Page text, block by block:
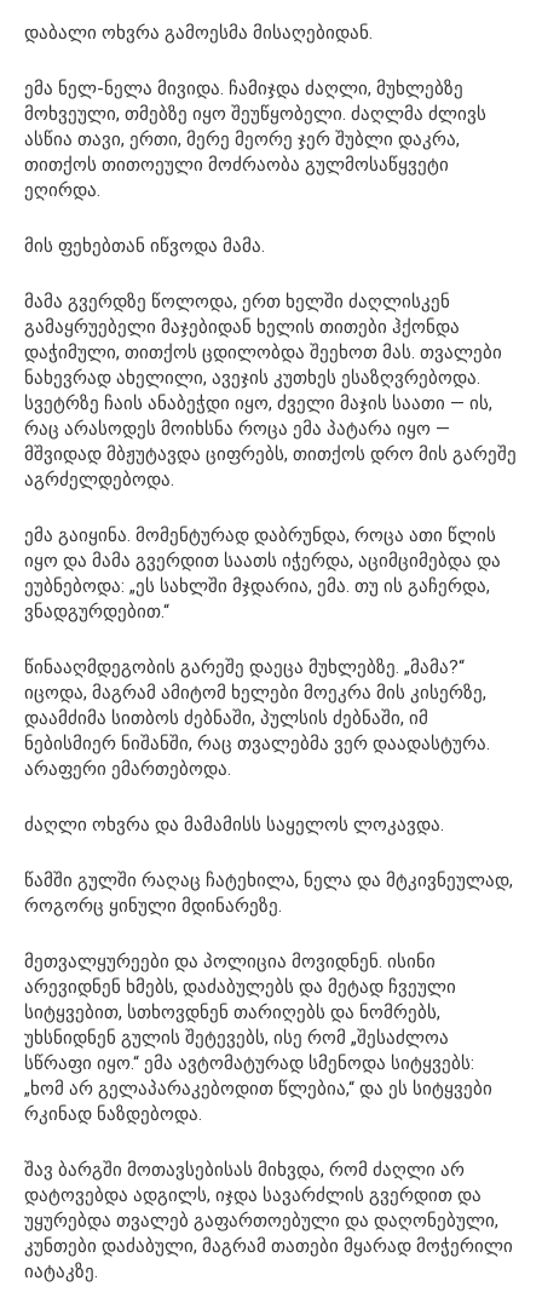
დაბალი ოხვრა გამოესმა მისაღებიდან.
ემა ნელ-ნელა მივიდა. ჩამიჯდა ძაღლი, მუხლებზე
მოხვეული, თმებზე იყო შეუწყობელი. ძაღლმა ძლივს
ასწია თავი, ერთი, მერე მეორე ჯერ შუბლი დაკრა,
თითქოს თითოეული მოძრაობა გულმოსაწყვეტი
ეღირდა.
მის ფეხებთან იწვოდა მამა.
მამა გვერდზე წოლოდა, ერთ ხელში ძაღლისკენ
გამაყრუებელი მაჯებიდან ხელის თითები ჰქონდა
დაჭიმული, თითქოს ცდილობდა შეეხოთ მას. თვალები
ნახევრად ახელილი, ავეჯის კუთხეს ესაზღვრებოდა.
სვეტრზე ჩაის ანაბეჭდი იყო, ძველი მაჯის საათი — ის,
რაც არასოდეს მოიხსნა როცა ემა პატარა იყო —
მშვიდად მბჟუტავდა ციფრებს, თითქოს დრო მის გარეშე
აგრძელდებოდა.
ემა გაიყინა. მომენტურად დაბრუნდა, როცა ათი წლის
იყო და მამა გვერდით საათს იჭერდა, აციმციმებდა და
ეუბნებოდა: „ეს სახლში მჯდარია, ემა. თუ ის გაჩერდა,
ვნადგურდებით.“
წინააღმდეგობის გარეშე დაეცა მუხლებზე. „მამა?“
იცოდა, მაგრამ ამიტომ ხელები მოეკრა მის კისერზე,
დაამძიმა სითბოს ძებნაში, პულსის ძებნაში, იმ
ნებისმიერ ნიშანში, რაც თვალებმა ვერ დაადასტურა.
არაფერი ემართებოდა.
ძაღლი ოხვრა და მამამისს საყელოს ლოკავდა.
წამში გულში რაღაც ჩატეხილა, ნელა და მტკივნეულად,
როგორც ყინული მდინარეზე.
მეთვალყურეები და პოლიცია მოვიდნენ. ისინი
არევიდნენ ხმებს, დაძაბულებს და მეტად ჩვეული
სიტყვებით, სთხოვდნენ თარიღებს და ნომრებს,
უხსნიდნენ გულის შეტევებს, ისე რომ „შესაძლოა
სწრაფი იყო.“ ემა ავტომატურად სმენოდა სიტყვებს:
„ხომ არ გელაპარაკებოდით წლებია,“ და ეს სიტყვები
რკინად ნაზდებოდა.
შავ ბარგში მოთავსებისას მიხვდა, რომ ძაღლი არ
დატოვებდა ადგილს, იჯდა სავარძლის გვერდით და
უყურებდა თვალებ გაფართოებული და დაღონებული,
კუნთები დაძაბული, მაგრამ თათები მყარად მოჭერილი
იატაკზე.